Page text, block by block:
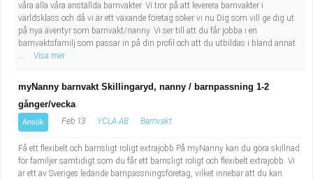
våra alla våra anställda barnvakter. Vi tror på att leverera barnvakter i
världsklass och då vi är ett växande företag söker vi nu Dig som vill ge dig ut
på nya äventyr som barnvakt/nanny. Vi ser till att du får jobba i en
barnvaktsfamilj som passar in på din profil och att du utbildas i bland annat
...
Visa mer
myNanny barnvakt Skillingaryd, nanny / barnpassning 1-2
gånger/vecka
Ansök Feb 13 YCLA AB Barnvakt
Få ett flexibelt och barnsligt roligt extrajobb På myNanny kan du göra skillnad
för familjer samtidigt som du får ett barnsligt roligt och flexibelt extrajobb. Vi
är ett av Sveriges ledande barnpassningsföretag, vilket innebär att du kan